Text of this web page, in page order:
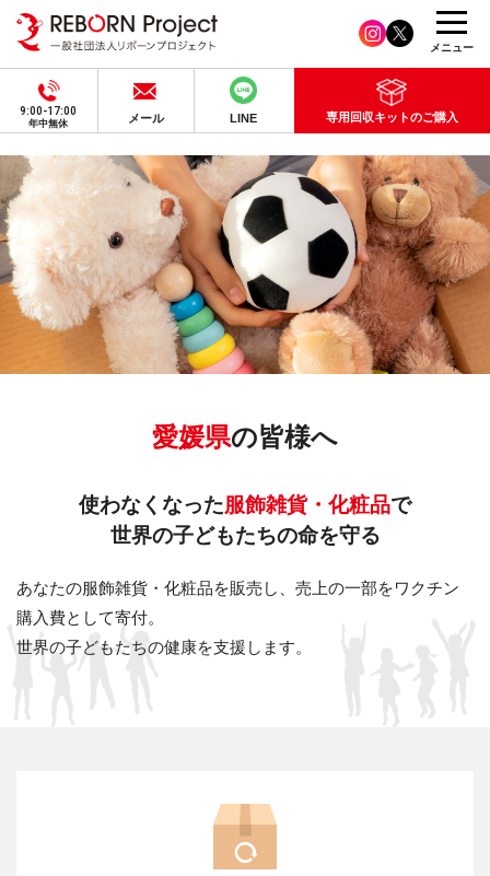
9:00-17:00
年中無休 メール LINE 専用回収キットのご購入
メニュー
愛媛県の皆様へ
使わなくなった服飾雑貨・化粧品で
世界の子どもたちの命を守る
あなたの服飾雑貨・化粧品を販売し、売上の一部をワクチン
購入費として寄付。
世界の子どもたちの健康を支援します。